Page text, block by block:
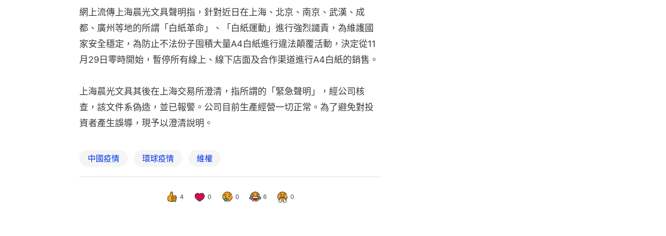
網上流傳上海晨光文具聲明指，針對近日在上海、北京、南京、武漢、成
都、廣州等地的所謂「白紙革命」、「白紙運動」進行強烈譴責，為維護國
家安全穩定，為防止不法份子囤積大量A4白紙進行違法顛覆活動，決定從11
月29日零時開始，暫停所有線上、線下店面及合作渠道進行A4白紙的銷售。
上海晨光文具其後在上海交易所澄清，指所謂的「緊急聲明」，經公司核
查，該文件系偽造，並已報警。公司目前生產經營一切正常。為了避免對投
資者產生誤導，現予以澄清說明。
中國疫情 環球疫情 維權
4 0 0 6 0